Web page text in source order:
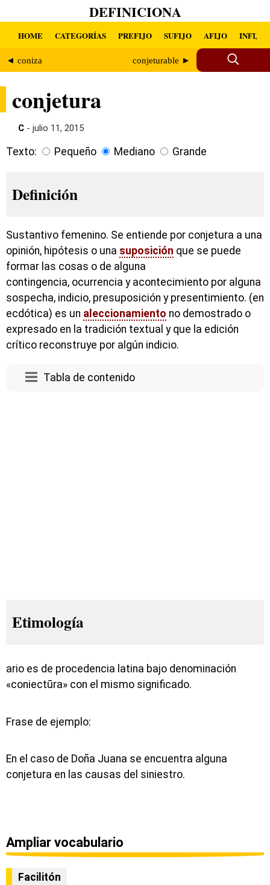
DEFINICIONA
HOME CATEGORÍAS PREFIJO SUFIJO AFIJO INFIJO
◄ coniza conjeturable ►
conjetura
C - julio 11, 2015
Texto: Pequeño Mediano Grande
Definición
Sustantivo femenino. Se entiende por conjetura a una
opinión, hipótesis o una suposición que se puede
formar las cosas o de alguna
contingencia, ocurrencia y acontecimiento por alguna
sospecha, indicio, presuposición y presentimiento. (en
ecdótica) es un aleccionamiento no demostrado o
expresado en la tradición textual y que la edición
crítico reconstruye por algún indicio.
Tabla de contenido
Etimología
ario es de procedencia latina bajo denominación
«coniectūra» con el mismo significado.
Frase de ejemplo:
En el caso de Doña Juana se encuentra alguna
conjetura en las causas del siniestro.
Ampliar vocabulario
Facilitón